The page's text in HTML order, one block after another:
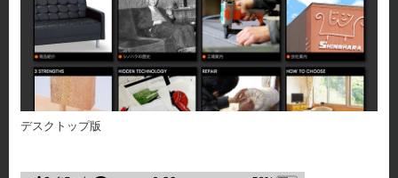
デスクトップ版